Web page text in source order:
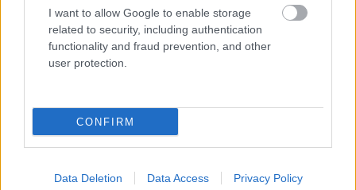
I want to allow Google to enable storage
related to security, including authentication
functionality and fraud prevention, and other
user protection.
CONFIRM
Data Deletion Data Access Privacy Policy